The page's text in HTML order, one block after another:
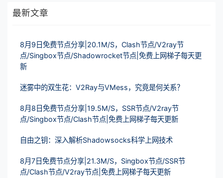
最新文章
8月9日免费节点分享|20.1M/S，Clash节点/V2ray节
点/Singbox节点/Shadowrocket节点|免费上网梯子每天更
新
迷雾中的双生花：V2Ray与VMess，究竟是何关系？
8月8日免费节点分享|19.5M/S，SSR节点/V2ray节
点/Singbox节点/Clash节点|免费上网梯子每天更新
自由之钥：深入解析Shadowsocks科学上网技术
8月7日免费节点分享|21.3M/S，Singbox节点/SSR节
点/Clash节点/V2ray节点|免费上网梯子每天更新